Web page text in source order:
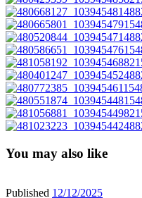
You may also like
Published 12/12/2025